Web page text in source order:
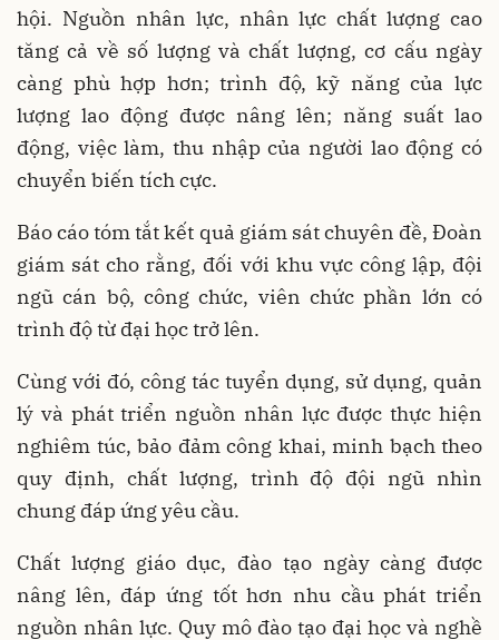
hội. Nguồn nhân lực, nhân lực chất lượng cao
tăng cả về số lượng và chất lượng, cơ cấu ngày
càng phù hợp hơn; trình độ, kỹ năng của lực
lượng lao động được nâng lên; năng suất lao
động, việc làm, thu nhập của người lao động có
chuyển biến tích cực.
Báo cáo tóm tắt kết quả giám sát chuyên đề, Đoàn
giám sát cho rằng, đối với khu vực công lập, đội
ngũ cán bộ, công chức, viên chức phần lớn có
trình độ từ đại học trở lên.
Cùng với đó, công tác tuyển dụng, sử dụng, quản
lý và phát triển nguồn nhân lực được thực hiện
nghiêm túc, bảo đảm công khai, minh bạch theo
quy định, chất lượng, trình độ đội ngũ nhìn
chung đáp ứng yêu cầu.
Chất lượng giáo dục, đào tạo ngày càng được
nâng lên, đáp ứng tốt hơn nhu cầu phát triển
nguồn nhân lực. Quy mô đào tạo đại học và nghề